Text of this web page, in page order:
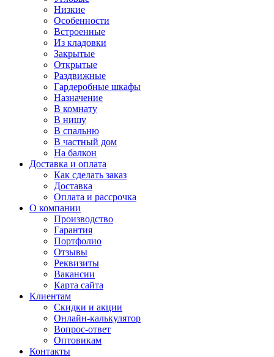
Низкие
Особенности
Встроенные
Из кладовки
Закрытые
Открытые
Раздвижные
Гардеробные шкафы
Назначение
В комнату
В нишу
В спальню
В частный дом
На балкон
Доставка и оплата
Как сделать заказ
Доставка
Оплата и рассрочка
О компании
Производство
Гарантия
Портфолио
Отзывы
Реквизиты
Вакансии
Карта сайта
Клиентам
Скидки и акции
Онлайн-калькулятор
Вопрос-ответ
Оптовикам
Контакты